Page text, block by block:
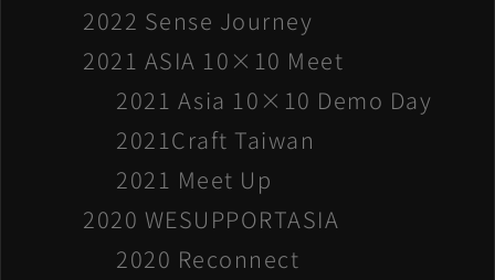
2022 Sense Journey
2021 ASIA 10×10 Meet
2021 Asia 10×10 Demo Day
2021Craft Taiwan
2021 Meet Up
2020 WESUPPORTASIA
2020 Reconnect